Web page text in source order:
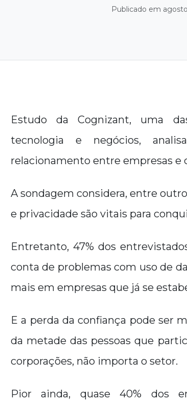
Publicado em
Estudo da Cognizant, uma
tecnologia e negócios,
relacionamento entre empresas e
A sondagem considera, entre
e privacidade são vitais para
Entretanto, 47% dos
conta de problemas com uso de
mais em empresas que já se
E a perda da confiança pode ser
da metade das pessoas que
corporações, não importa o setor.
Pior ainda, quase 40% dos